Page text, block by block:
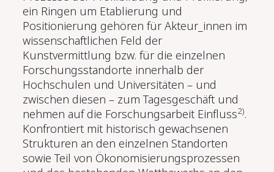
ein Ringen um Etablierung und
Positionierung gehören für Akteur_innen im
wissenschaftlichen Feld der
Kunstvermittlung bzw. für die einzelnen
Forschungsstandorte innerhalb der
Hochschulen und Universitäten – und
zwischen diesen – zum Tagesgeschäft und
nehmen auf die Forschungsarbeit Einfluss2).
Konfrontiert mit historisch gewachsenen
Strukturen an den einzelnen Standorten
sowie Teil von Ökonomisierungsprozessen